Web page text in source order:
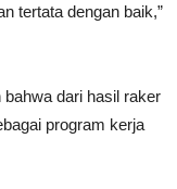
tertata dengan baik,”
dari hasil raker
program kerja